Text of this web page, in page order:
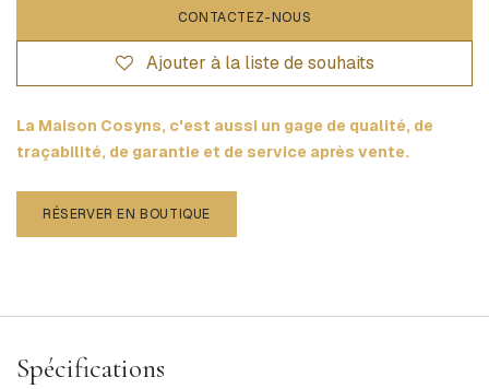
CONTACTEZ-NOUS
Ajouter à la liste de souhaits
La Maison Cosyns, c'est aussi un gage de qualité, de
traçabilité, de garantie et de service après vente.
RÉSERVER EN BOUTIQUE
Spécifications